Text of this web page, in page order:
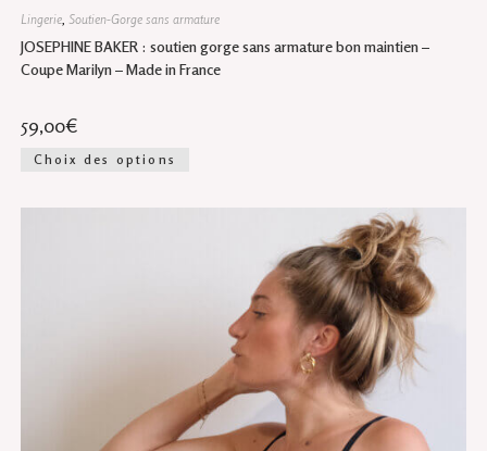
Lingerie, Soutien-Gorge sans armature
JOSEPHINE BAKER : soutien gorge sans armature bon maintien –
Coupe Marilyn – Made in France
59,00€
Choix des options
produit